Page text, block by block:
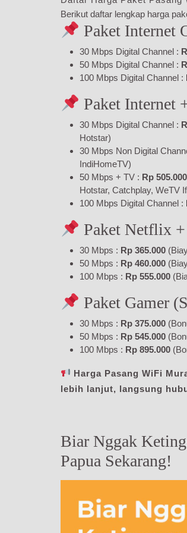
Berikut daftar lengkap harga
Paket Internet
30 Mbps Digital Channel :
50 Mbps Digital Channel :
100 Mbps Digital Channel :
Paket Internet
30 Mbps Digital Channel :
Hotstar)
30 Mbps Non Digital
IndiHomeTV)
50 Mbps + TV : Rp 505.000
Hotstar, Catchplay, WeTV
100 Mbps Digital Channel :
Paket Netflix
30 Mbps : Rp 365.000
50 Mbps : Rp 460.000
100 Mbps : Rp 555.000
Paket Gamer
30 Mbps : Rp 375.000
50 Mbps : Rp 545.000
100 Mbps : Rp 895.000
Harga Pasang WiFi
lebih lanjut, langsung
Biar Nggak
Papua Sekarang!